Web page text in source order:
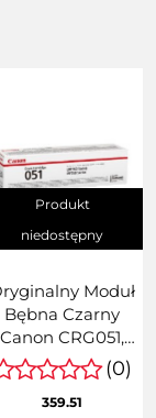
Produkt
niedostępny
Moduł
Bębna Czarny
Canon CRG051,
CRG-051
(2170C001)
(0)
359.51